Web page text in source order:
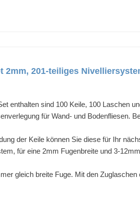
2mm, 201-teiliges
enthalten sind 100 Keile, 100 Laschen
für Wand- und Bodenfliesen.
der Keile können Sie diese für Ihr
für eine 2mm Fugenbreite und 3-
gleich breite Fuge. Mit den